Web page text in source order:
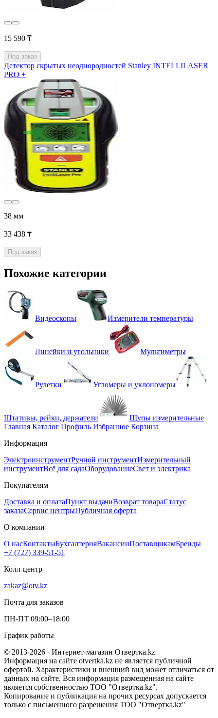
15 590 ₸
Под заказ
Детектор скрытых неоднородностей Stanley INTELLILASER
PRO +
38 мм
33 438 ₸
Под заказ
Похожие категории
Видеоскопы Измерители температуры
Линейки и угольники Мультиметры
Рулетки Угломеры и уклономеры
Штативы, рейки, держатели
Щупы измерительные
Главная Каталог Профиль Избранное Корзина
Информация
ЭлектроинструментРучной инструментИзмерительный
инструментВсё для садаОборудованиеСвет и электрика
Покупателям
Доставка и оплатаПункт выдачиВозврат товараСтатус
заказаСервис центрыПубличная оферта
О компании
О насКонтактыБухгалтерияВакансииПоставщикамБренды
+7 (727) 339-51-51
Колл-центр
zakaz@otv.kz
Почта для заказов
ПН-ПТ 09:00–18:00
График работы
© 2013-2026 - Интернет-магазин Отвертка.kz
Информация на сайте otvertka.kz не является публичной
офертой. Характеристики и внешний вид может отличаться от
данных на сайте. Вся информация размещенная на сайте
является собственностью ТОО "Отвертка.kz".
Копирование и публикация на прочих ресурсах допускается
только с письменного разрешения ТОО "Отвертка.kz"